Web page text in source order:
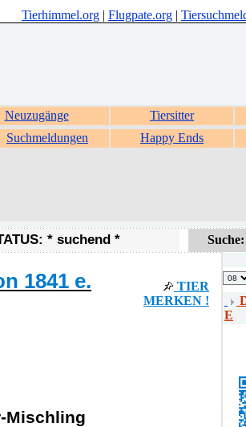
Tierhimmel.org | Flugpate.org |
Neuzugänge Tiersitter
Suchmeldungen Happy Ends
* suchend * Suche:
1841 e.
TIER
MERKEN !
Mischling
E